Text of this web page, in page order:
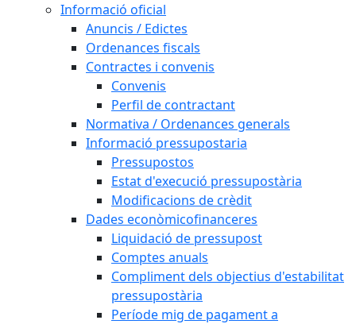
Informació oficial
Anuncis / Edictes
Ordenances fiscals
Contractes i convenis
Convenis
Perfil de contractant
Normativa / Ordenances generals
Informació pressupostaria
Pressupostos
Estat d'execució pressupostària
Modificacions de crèdit
Dades econòmicofinanceres
Liquidació de pressupost
Comptes anuals
Compliment dels objectius d'estabilitat
pressupostària
Període mig de pagament a